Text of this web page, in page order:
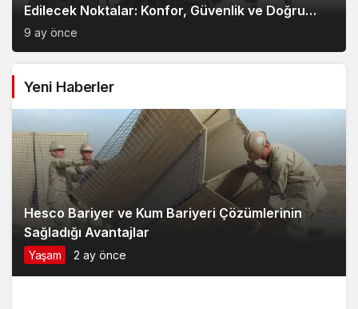
Edilecek Noktalar: Konfor, Güvenlik ve Doğru
Model Tercihi
9 ay önce
Yeni Haberler
Hesco Bariyer ve Kum Bariyeri Çözümlerinin
Sağladığı Avantajlar
Yaşam 2 ay önce